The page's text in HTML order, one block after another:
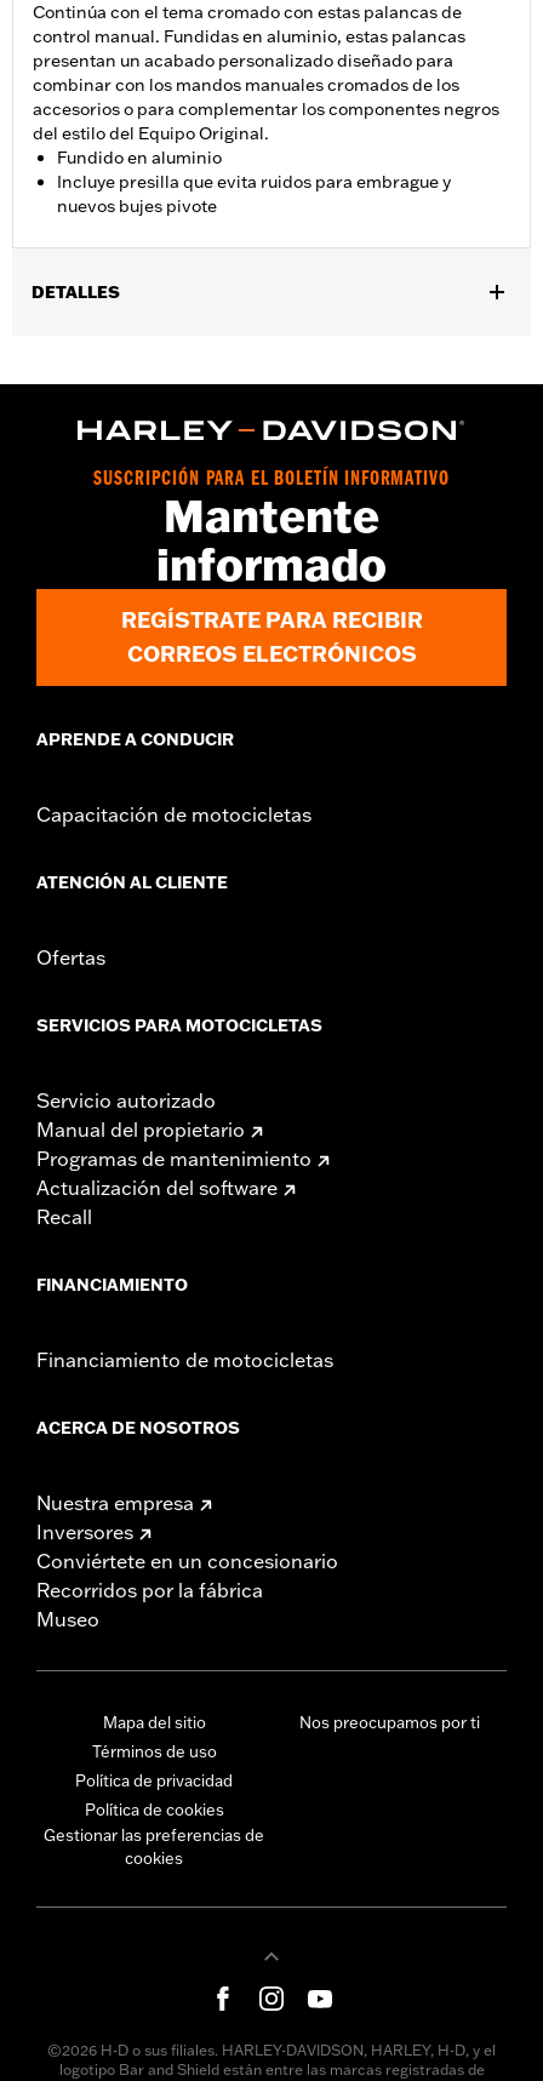
Continúa con el tema cromado con estas palancas de
control manual. Fundidas en aluminio, estas palancas
presentan un acabado personalizado diseñado para
combinar con los mandos manuales cromados de los
accesorios o para complementar los componentes negros
del estilo del Equipo Original.
Fundido en aluminio
Incluye presilla que evita ruidos para embrague y
nuevos bujes pivote
DETALLES
GARANTÍA:1 año de garantía limitada – Consultawww.h-
para más información
SUSCRIPCIÓN PARA EL BOLETÍN INFORMATIVO
Mantente
informado
REGÍSTRATE PARA RECIBIR
CORREOS ELECTRÓNICOS
APRENDE A CONDUCIR
Capacitación de motocicletas
ATENCIÓN AL CLIENTE
Ofertas
SERVICIOS PARA MOTOCICLETAS
Servicio autorizado
Manual del propietario
Programas de mantenimiento
Actualización del software
Recall
FINANCIAMIENTO
Financiamiento de motocicletas
ACERCA DE NOSOTROS
Nuestra empresa
Inversores
Conviértete en un concesionario
Recorridos por la fábrica
Museo
Mapa del sitio
Términos de uso
Política de privacidad
Política de cookies
Gestionar las preferencias de
cookies
Nos preocupamos por ti
©2026 H-D o sus filiales. HARLEY-DAVIDSON, HARLEY, H-D, y el
logotipo Bar and Shield están entre las marcas registradas de